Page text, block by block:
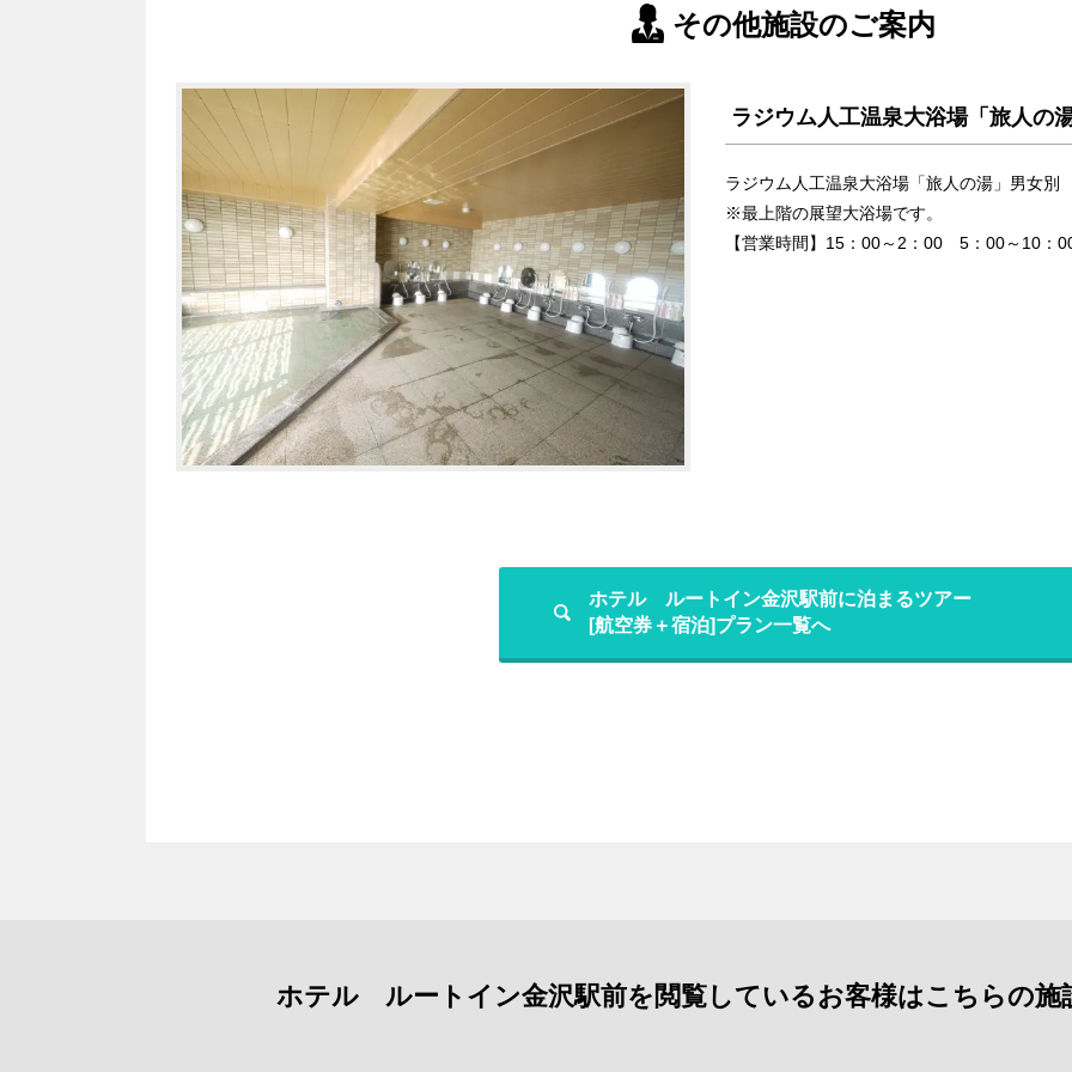
その他施設のご案内
ラジウム人工温泉大浴場「旅人の
ラジウム人工温泉大浴場「旅人の湯」男女別
※最上階の展望大浴場です。
【営業時間】15：00～2：00 5：00～10：
ホテル ルートイン金沢駅前に泊まるツアー
[航空券＋宿泊]プラン一覧へ
ホテル ルートイン金沢駅前を閲覧しているお客様はこちらの施